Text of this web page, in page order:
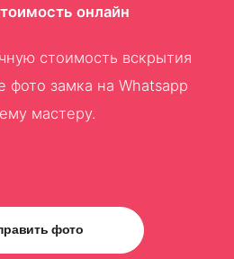
онлайн
стоимость вскрытия
фото замка на Whatsapp
мастеру.
фото